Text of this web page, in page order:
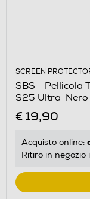
SCREEN
SBS - Pellicola
S25 Ultra-Nero
€ 19,90
Acquisto online:
Ritiro in